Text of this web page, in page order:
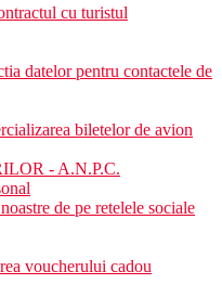
cu turistul
datelor pentru contactele de
biletelor de avion
- A.N.P.C.
de pe retelele sociale
voucherului cadou